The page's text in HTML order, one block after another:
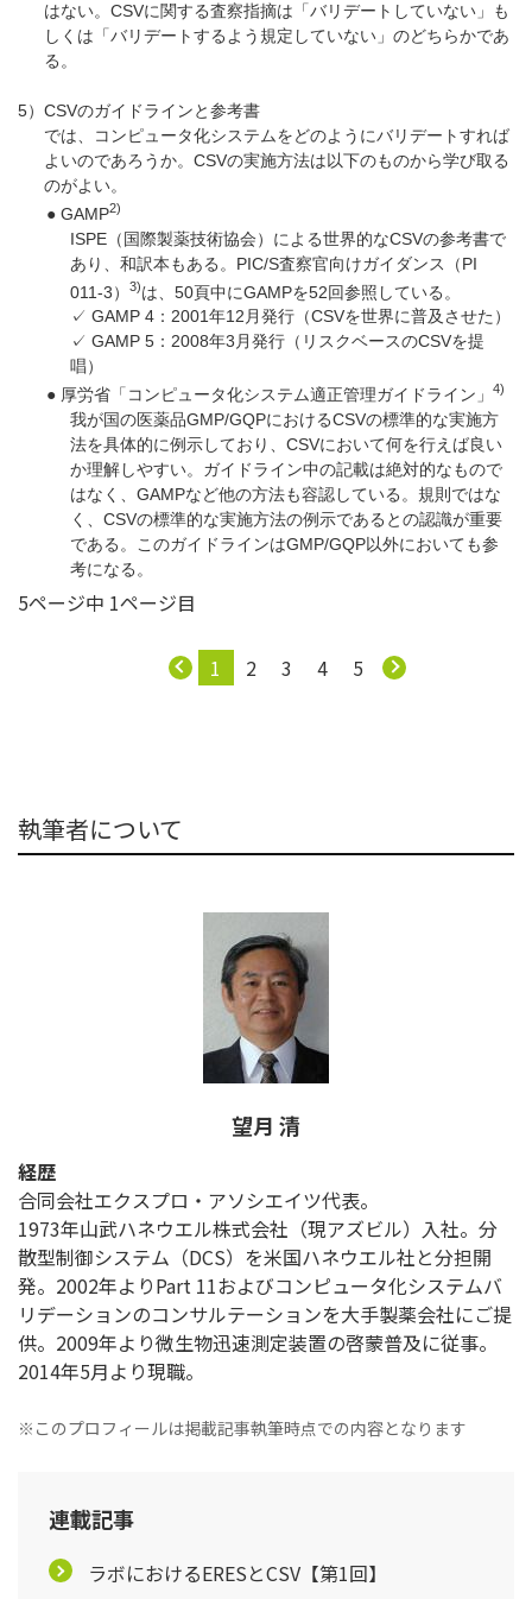
はない。CSVに関する査察指摘は「バリデートしていない」も
しくは「バリデートするよう規定していない」のどちらかであ
る。
5）CSVのガイドラインと参考書
では、コンピュータ化システムをどのようにバリデートすれば
よいのであろうか。CSVの実施方法は以下のものから学び取る
のがよい。
● GAMP2)
ISPE（国際製薬技術協会）による世界的なCSVの参考書で
あり、和訳本もある。PIC/S査察官向けガイダンス（PI
011-3）3)は、50頁中にGAMPを52回参照している。
✓ GAMP 4：2001年12月発行（CSVを世界に普及させた）
✓ GAMP 5：2008年3月発行（リスクベースのCSVを提
唱）
● 厚労省「コンピュータ化システム適正管理ガイドライン」
4)
我が国の医薬品GMP/GQPにおけるCSVの標準的な実施方
法を具体的に例示しており、CSVにおいて何を行えば良い
か理解しやすい。ガイドライン中の記載は絶対的なもので
はなく、GAMPなど他の方法も容認している。規則ではな
く、CSVの標準的な実施方法の例示であるとの認識が重要
である。このガイドラインはGMP/GQP以外においても参
考になる。
5ページ中 1ページ目
1 2 3 4 5
執筆者について
望月 清
経歴
合同会社エクスプロ・アソシエイツ代表。
1973年山武ハネウエル株式会社（現アズビル）入社。分
散型制御システム（DCS）を米国ハネウエル社と分担開
発。2002年よりPart 11およびコンピュータ化システムバ
リデーションのコンサルテーションを大手製薬会社にご提
供。2009年より微生物迅速測定装置の啓蒙普及に従事。
2014年5月より現職。
※このプロフィールは掲載記事執筆時点での内容となります
連載記事
ラボにおけるERESとCSV【第1回】